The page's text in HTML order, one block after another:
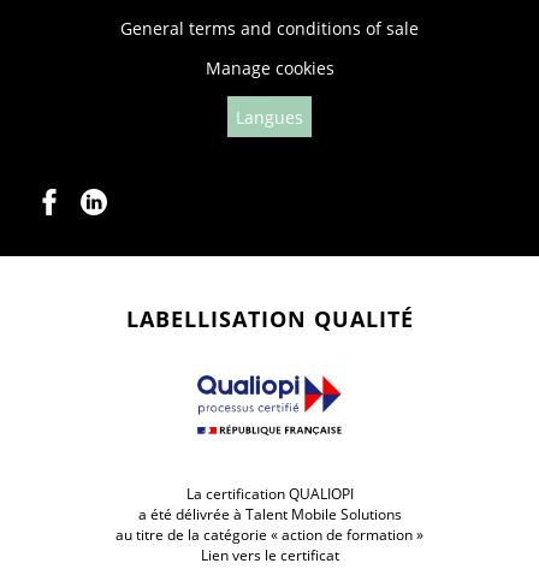
General terms and conditions of sale
Manage cookies
Langues
LABELLISATION QUALITÉ
La certification QUALIOPI
a été délivrée à Talent Mobile Solutions
au titre de la catégorie « action de formation »
Lien vers le certificat